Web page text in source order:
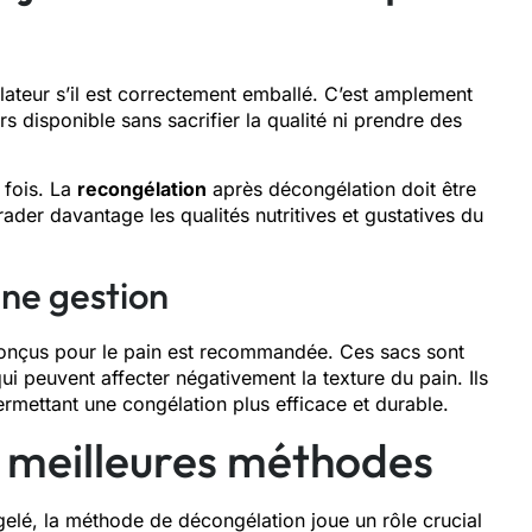
s’il est correctement emballé. C’est amplement
disponible sans sacrifier la qualité ni prendre des
fois. La recongélation après décongélation doit être
davantage les qualités nutritives et gustatives du
gestion
pour le pain est recommandée. Ces sacs sont
peuvent affecter négativement la texture du pain. Ils
une congélation plus efficace et durable.
méthodes
la méthode de décongélation joue un rôle crucial